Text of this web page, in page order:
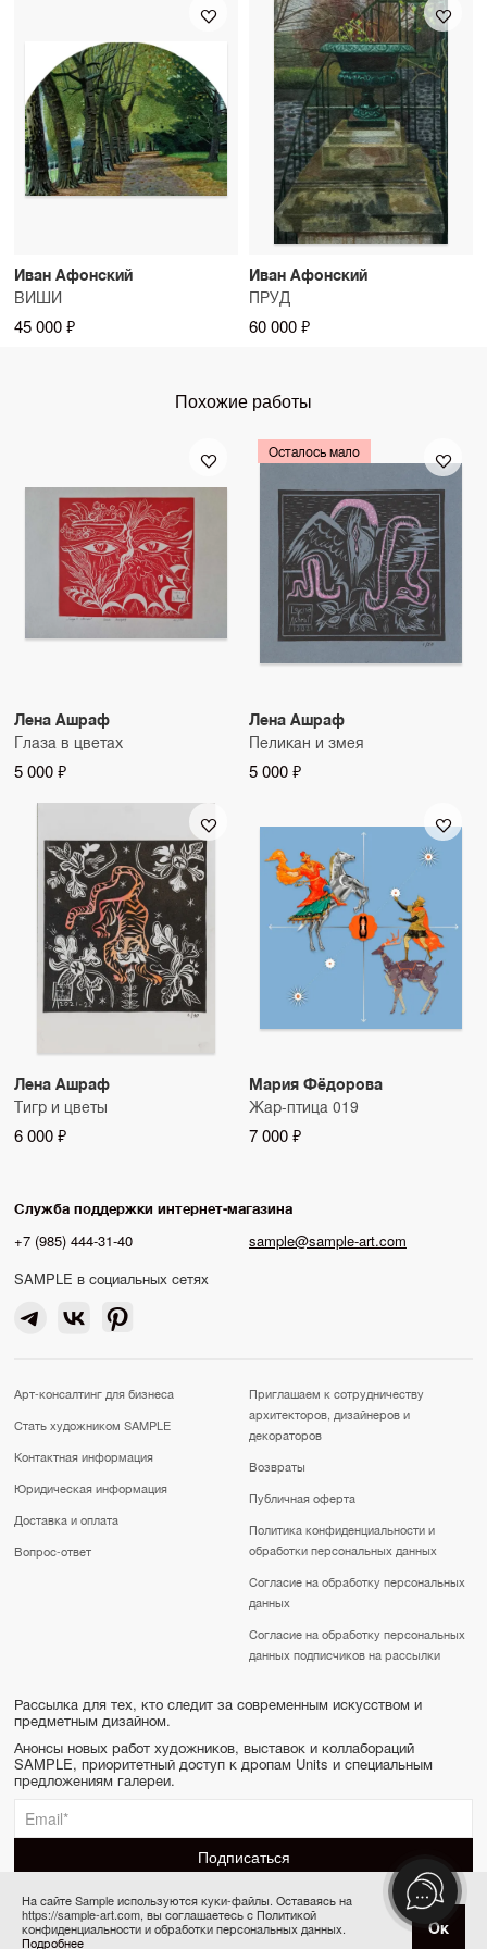
Купить за 12 000 ₽
Иван Афонский
ВИШИ
45 000 ₽
Иван Афонский
ПРУД
60 000 ₽
Похожие работы
Лена Ашраф
Глаза в цветах
5 000 ₽
Осталось мало
Лена Ашраф
Пеликан и змея
5 000 ₽
Лена Ашраф
Тигр и цветы
6 000 ₽
Мария Фёдорова
Жар-птица 019
7 000 ₽
Служба поддержки интернет-магазина
+7 (985) 444-31-40
sample@sample-art.com
SAMPLE в социальных сетях
Арт-консалтинг для бизнеса
Стать художником SAMPLE
Контактная информация
Юридическая информация
Доставка и оплата
Вопрос-ответ
Приглашаем к сотрудничеству
архитекторов, дизайнеров и
декораторов
Возвраты
Публичная оферта
Политика конфиденциальности и
обработки персональных данных
Согласие на обработку персональных
данных
Согласие на обработку персональных
данных подписчиков на рассылки
Рассылка для тех, кто следит за современным искусством и
предметным дизайном.
Анонсы новых работ художников, выставок и коллабораций
SAMPLE, приоритетный доступ к дропам Units и специальным
предложениям галереи.
SAMPLE | Online gallery & Auction © 2022-2026
Сделано в Апривер
На сайте Sample используются куки-файлы. Оставаясь на
https://sample-art.com, вы соглашаетесь с Политикой
конфиденциальности и обработки персональных данных.
Подробнее
Ок